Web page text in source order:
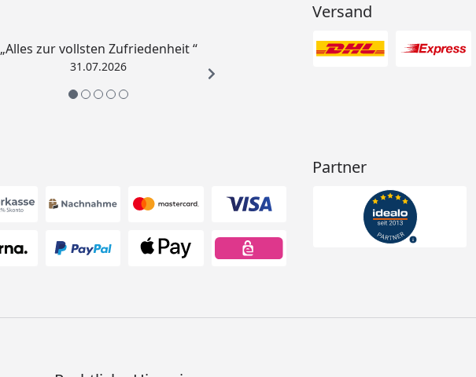
„Alles zur vollsten Zufriedenheit “
31.07.2026
Versand
Partner